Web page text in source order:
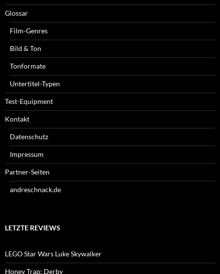
Glossar
Film-Genres
Bild & Ton
Tonformate
Untertitel-Typen
Test-Equipment
Kontakt
Datenschutz
Impressum
Partner-Seiten
andreschnack.de
LETZTE REVIEWS
LEGO Star Wars Luke Skywalker
Honey Trap: Derby